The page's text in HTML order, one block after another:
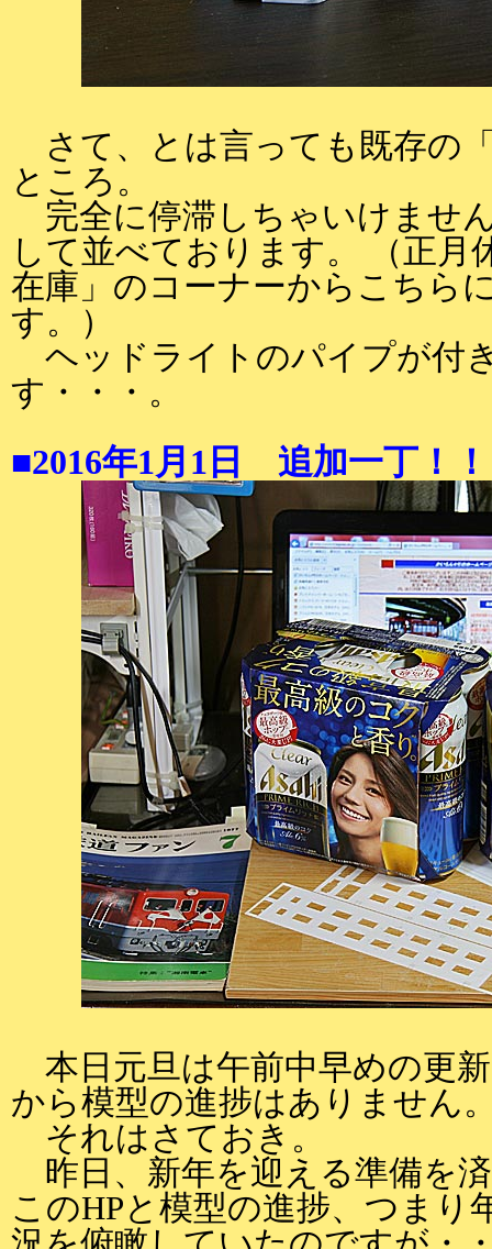
さて、とは言っても既存の
ところ。
完全に停滞しちゃいけませ
して並べております。 （正月
在庫」のコーナーからこちら
す。）
ヘッドライトのパイプが付
す・・・。
■2016年1月1日 追加一丁！
本日元旦は午前中早めの更
から模型の進捗はありません
それはさておき。
昨日、新年を迎える準備を
このHPと模型の進捗、つまり